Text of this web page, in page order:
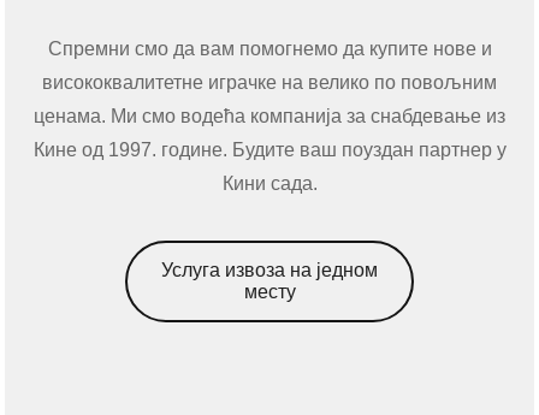
Спремни смо да вам помогнемо да купите нове и
висококвалитетне играчке на велико по повољним
ценама. Ми смо водећа компанија за снабдевање из
Кине од 1997. године. Будите ваш поуздан партнер у
Кини сада.
Услуга извоза на једном
месту